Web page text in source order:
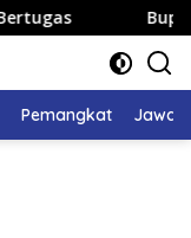
Bupati Satono
Pemangkat Jawai